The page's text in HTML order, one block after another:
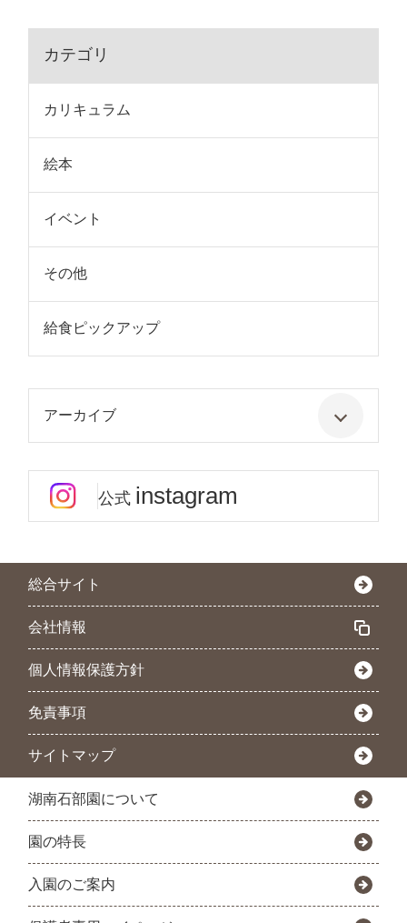
カテゴリ
カリキュラム
絵本
イベント
その他
給食ピックアップ
アーカイブ
公式 instagram
総合サイト
会社情報
個人情報保護方針
免責事項
サイトマップ
湖南石部園について
園の特長
入園のご案内